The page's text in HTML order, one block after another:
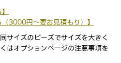
（3000円〜要お見積もり）】
サイズのビーズでサイズを大きく
はオプションページの注意事項を